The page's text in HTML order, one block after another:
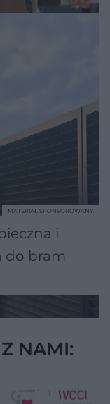
i
do bram
MATERIAŁ SPONSOROWANY
NAMI: